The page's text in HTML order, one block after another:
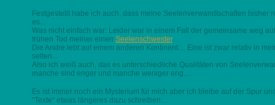
Festgestellt habe ich auch, dass meine Seelenverwandtschaften bisher
es...
Was nicht einfach war: Leider war in einem Fall der gemeinsame weg
frühen Tod meiner einen Seelenschwester.
Die Andre lebt auf einem anderen Kontinent.... Eine ist zwar relativ in
selten...
Also ich weiß auch, das es unterschiedliche Qualitäten von
manche sind enger und manche weniger eng....
Es ist immer noch ein Mysterium für mich aber ich bleibe auf der Spur
“Texte“ etwas längeres dazu schreiben....